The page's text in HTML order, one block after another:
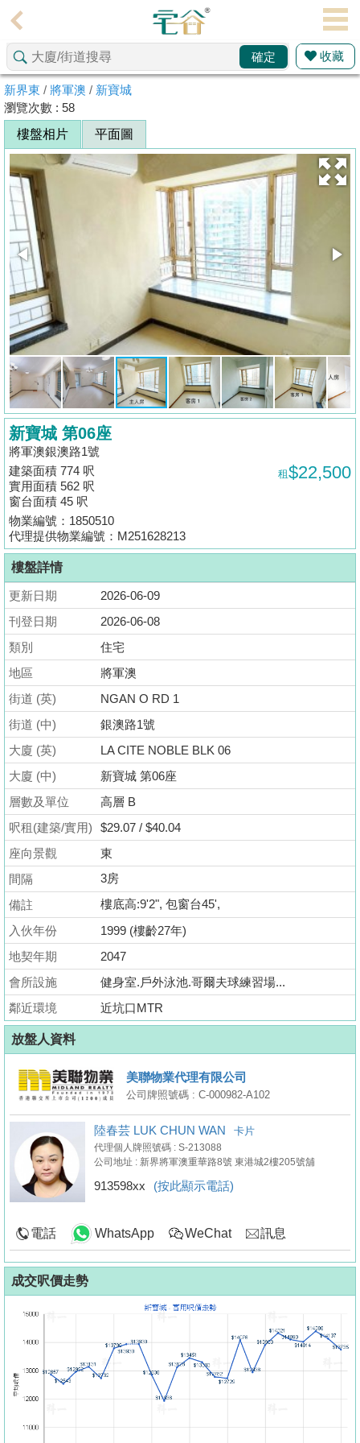
理
主
頁
搵
樓/
成
交
業
主
放
盤
宅
谷
按
地
產
博
客
地
產
新
聞
數
據
公
佈
置
業
手
冊
關
於
我
們
確定 收藏
新界東 / 將軍澳 / 新寶城
瀏覽次數 : 58
樓盤相片
平面圖
新寶城 第06座
將軍澳銀澳路1號
建築面積 774 呎
實用面積 562 呎
窗台面積 45 呎
租$22,500
物業編號：1850510
代理提供物業編號：M251628213
樓盤詳情
更新日期
2026-06-09
刊登日期
2026-06-08
類別
住宅
地區
將軍澳
街道 (英)
NGAN O RD 1
街道 (中)
銀澳路1號
大廈 (英)
LA CITE NOBLE BLK 06
大廈 (中)
新寶城 第06座
層數及單位
高層 B
呎租(建築/實用)
$29.07 / $40.04
座向景觀
東
間隔
3房
備註
樓底高:9'2", 包窗台45',
入伙年份
1999 (樓齡27年)
地契年期
2047
會所設施
健身室.戶外泳池.哥爾夫球練習場...
鄰近環境
近坑口MTR
放盤人資料
美聯物業代理有限公司
公司牌照號碼 : C-000982-A102
陸春芸 LUK CHUN WAN 卡片
代理個人牌照號碼 : S-213088
公司地址 : 新界將軍澳重華路8號 東港城2樓205號舖
913598xx (按此顯示電話)
電話 WhatsApp WeChat 訊息
成交呎價走勢